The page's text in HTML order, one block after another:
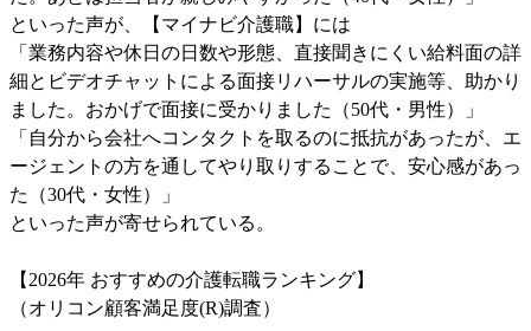
といった声が、【マイナビ介護職】には
「業務内容や休日の日数や形態、直接聞きにくい給料面の詳
細とビデオチャットによる面接リハーサルの実施等、助かり
ました。おかげで面接に受かりました（50代・男性）」
「自分から会社へコンタクトを取るのに抵抗があったが、エ
ージェントの方を通してやり取りすることで、安心感があっ
た（30代・女性）」
といった声が寄せられている。
【2026年 おすすめの介護転職ランキング】
（オリコン顧客満足度(R)調査）